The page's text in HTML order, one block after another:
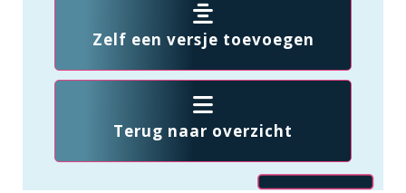
Zelf een versje toevoegen
Terug naar overzicht